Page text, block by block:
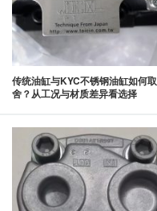
传统油缸与KYC不锈钢油缸如何取
舍？从工况与材质差异看选择